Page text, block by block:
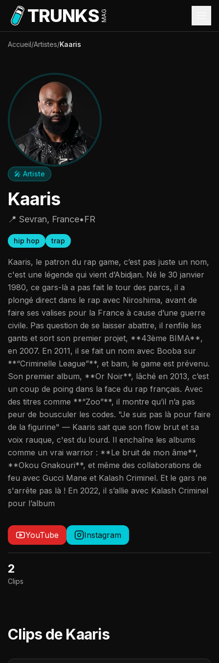
Aller au contenu principal
TRUNKSMAG
Accueil/Artistes/Kaaris
🎤 Artiste
Kaaris
📍 Sevran, France•FR
hip hop trap
Kaaris, le patron du rap game, c’est pas juste un nom,
c'est une légende qui vient d’Abidjan. Né le 30 janvier
1980, ce gars-là a pas fait le tour des parcs, il a
plongé direct dans le rap avec Niroshima, avant de
faire ses valises pour la France à cause d’une guerre
civile. Pas question de se laisser abattre, il renfile les
gants et sort son premier projet, **43ème BIMA**,
en 2007. En 2011, il se fait un nom avec Booba sur
**“Criminelle League”**, et bam, le game est prévenu.
Son premier album, **Or Noir**, lâché en 2013, c’est
un coup de poing dans la face du rap français. Avec
des titres comme **“Zoo”**, il montre qu’il n’a pas
peur de bousculer les codes. "Je suis pas là pour faire
de la figurine" — Kaaris sait que son flow brut et sa
voix rauque, c'est du lourd. Il enchaîne les albums
comme un vrai warrior : **Le bruit de mon âme**,
**Okou Gnakouri**, et même des collaborations de
feu avec Gucci Mane et Kalash Criminel. Et le gars ne
s'arrête pas là ! En 2022, il s’allie avec Kalash Criminel
pour l’album
YouTube Instagram
2
Clips
Clips de Kaaris